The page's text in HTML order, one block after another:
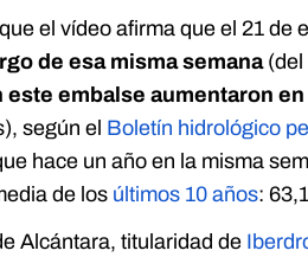
el vídeo afirma que el 21 de
de esa misma semana (del
este embalse aumentaron en
según el Boletín hidrológico
hace un año en la misma
de los últimos 10 años:
Alcántara, titularidad de